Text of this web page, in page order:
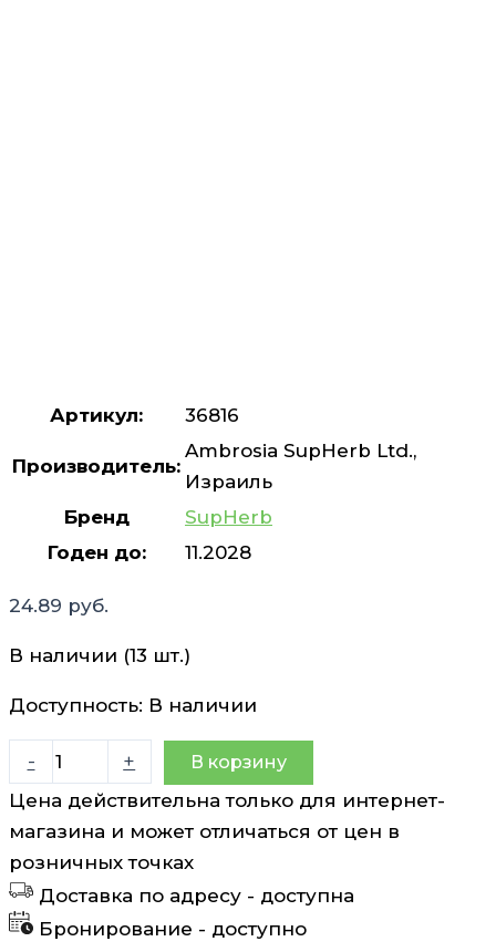
Артикул: 36816
Производитель:
Ambrosia SupHerb Ltd.,
Израиль
Бренд
SupHerb
Годен до:
11.2028
24.89 руб.
В наличии (13 шт.)
Доступность: В наличии
-
Количество
товара
Магния
плюс
витамин
В6
+ В корзину
Цена действительна только для интернет-
магазина и может отличаться от цен в
розничных точках
Доставка по адресу - доступна
Бронирование - доступно